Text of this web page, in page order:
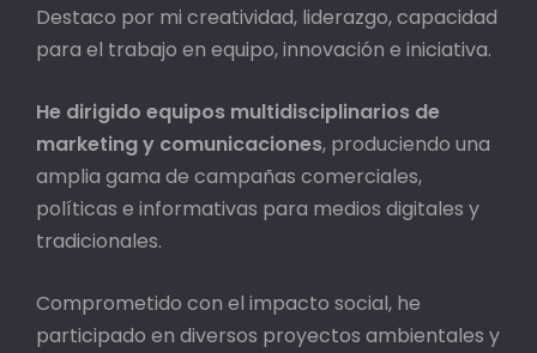
Destaco por mi creatividad, liderazgo, capacidad
para el trabajo en equipo, innovación e iniciativa.
He dirigido equipos multidisciplinarios de
marketing y comunicaciones, produciendo una
amplia gama de campañas comerciales,
políticas e informativas para medios digitales y
tradicionales.
Comprometido con el impacto social, he
participado en diversos proyectos ambientales y